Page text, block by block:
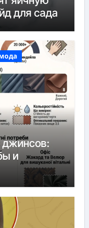
для сада
джинсов:
и